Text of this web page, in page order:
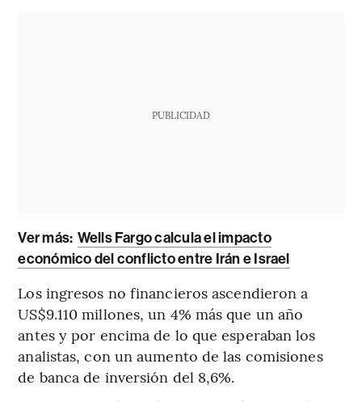
PUBLICIDAD
Ver más: Wells Fargo calcula el impacto
económico del conflicto entre Irán e Israel
Los ingresos no financieros ascendieron a
US$9.110 millones, un 4% más que un año
antes y por encima de lo que esperaban los
analistas, con un aumento de las comisiones
de banca de inversión del 8,6%.